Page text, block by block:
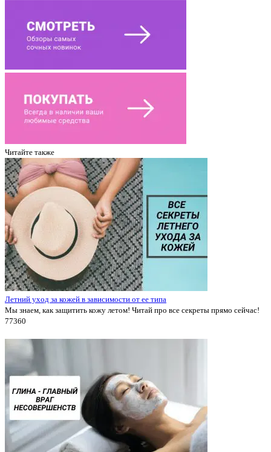
Читайте также
Летний уход за кожей в зависимости от ее типа
Мы знаем, как защитить кожу летом! Читай про все секреты прямо сейчас!
77360